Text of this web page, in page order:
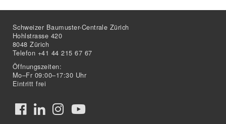
Schweizer Baumuster-Centrale Zürich
Hohlstrasse 420
8048 Zürich
Telefon +41 44 215 67 67
Öffnungszeiten:
Mo–Fr 09:00–17:30 Uhr
Eintritt frei